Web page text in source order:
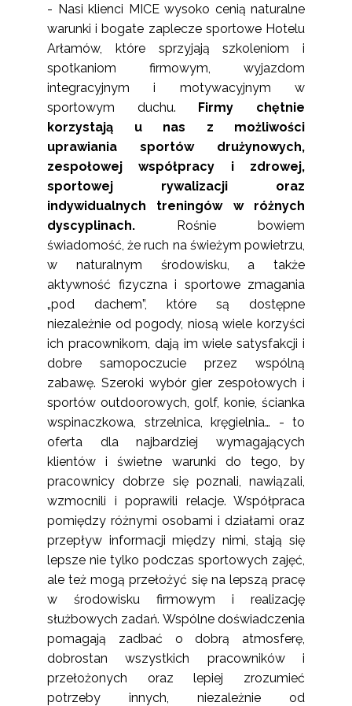
- Nasi klienci MICE wysoko cenią naturalne
warunki i bogate zaplecze sportowe Hotelu
Arłamów, które sprzyjają szkoleniom i
spotkaniom firmowym, wyjazdom
integracyjnym i motywacyjnym w
sportowym duchu. Firmy chętnie
korzystają u nas z możliwości
uprawiania sportów drużynowych,
zespołowej współpracy i zdrowej,
sportowej rywalizacji oraz
indywidualnych treningów w różnych
dyscyplinach. Rośnie bowiem
świadomość, że ruch na świeżym powietrzu,
w naturalnym środowisku, a także
aktywność fizyczna i sportowe zmagania
„pod dachem”, które są dostępne
niezależnie od pogody, niosą wiele korzyści
ich pracownikom, dają im wiele satysfakcji i
dobre samopoczucie przez wspólną
zabawę. Szeroki wybór gier zespołowych i
sportów outdoorowych, golf, konie, ścianka
wspinaczkowa, strzelnica, kręgielnia… - to
oferta dla najbardziej wymagających
klientów i świetne warunki do tego, by
pracownicy dobrze się poznali, nawiązali,
wzmocnili i poprawili relacje. Współpraca
pomiędzy różnymi osobami i działami oraz
przepływ informacji między nimi, stają się
lepsze nie tylko podczas sportowych zajęć,
ale też mogą przełożyć się na lepszą pracę
w środowisku firmowym i realizację
służbowych zadań. Wspólne doświadczenia
pomagają zadbać o dobrą atmosferę,
dobrostan wszystkich pracowników i
przełożonych oraz lepiej zrozumieć
potrzeby innych, niezależnie od